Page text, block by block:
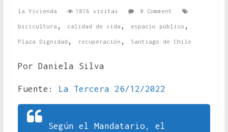
la Vivienda 1816 visitas 0 Comment
bicicultura , calidad de vida , espacio público ,
Plaza Dignidad , recuperación , Santiago de Chile
Por Daniela Silva
Fuente: La Tercera 26/12/2022
Según el Mandatario, el